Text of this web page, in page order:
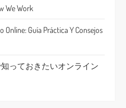
We Work
Online: Guía Práctica Y Consejos
っておきたいオンライン